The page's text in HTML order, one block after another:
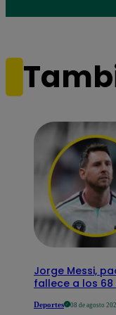
Jorge Messi,
fallece a los 68
Deportes 08 de agosto